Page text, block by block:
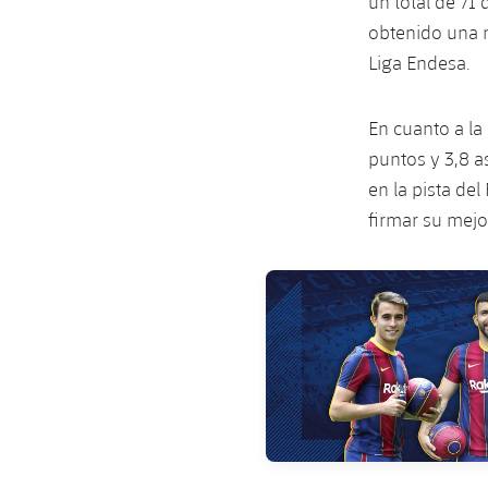
obtenido una
Liga Endesa.
En cuanto a
puntos y 3,8
en la pista del
firmar su
FC Barcelona club badge